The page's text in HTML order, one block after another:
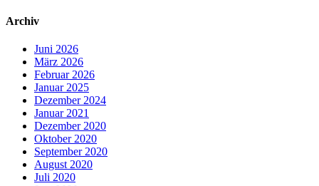
Archiv
Juni 2026
März 2026
Februar 2026
Januar 2025
Dezember 2024
Januar 2021
Dezember 2020
Oktober 2020
September 2020
August 2020
Juli 2020